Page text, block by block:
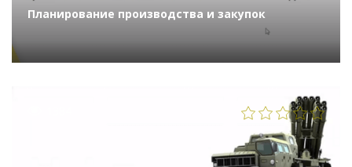
Планирование производства и закупок